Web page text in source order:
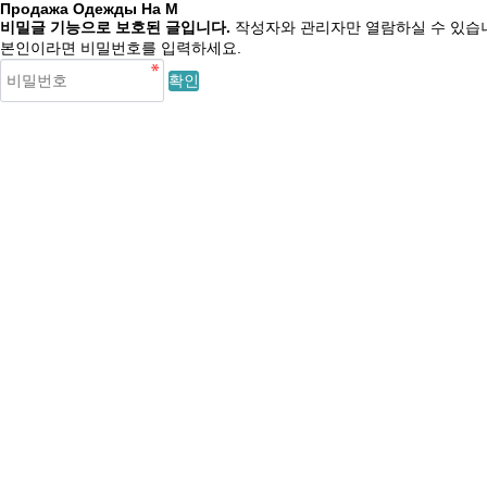
Продажа Одежды На М
비밀글 기능으로 보호된 글입니다. 작성자와 관리자만 열람하실 수 있습
본인이라면 비밀번호를 입력하세요.